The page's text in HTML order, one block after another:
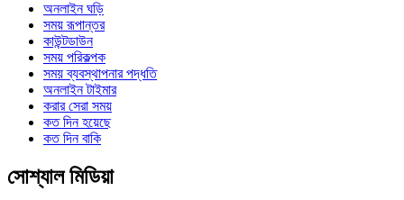
অনলাইন ঘড়ি
সময় রূপান্তর
কাউন্টডাউন
সময় পরিকল্পক
সময় ব্যবস্থাপনার পদ্ধতি
অনলাইন টাইমার
করার সেরা সময়
কত দিন হয়েছে
কত দিন বাকি
সোশ্যাল মিডিয়া